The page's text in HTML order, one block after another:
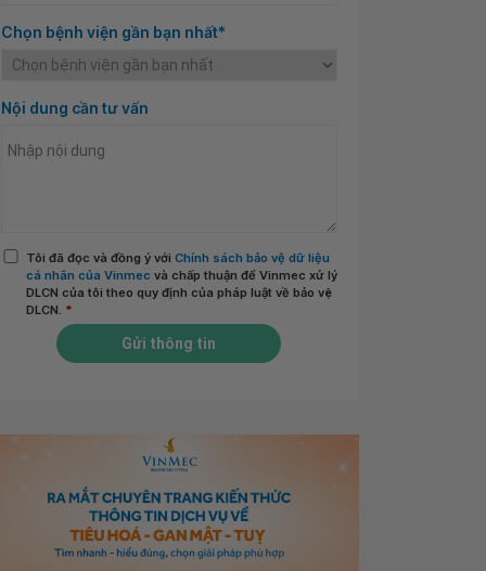
Chọn bệnh viện gần bạn nhất*
Nội dung cần tư vấn
Tôi đã đọc và đồng ý với Chính sách bảo vệ dữ liệu
cá nhân của Vinmec và chấp thuận để Vinmec xử lý
DLCN của tôi theo quy định của pháp luật về bảo vệ
DLCN. *
Gửi thông tin